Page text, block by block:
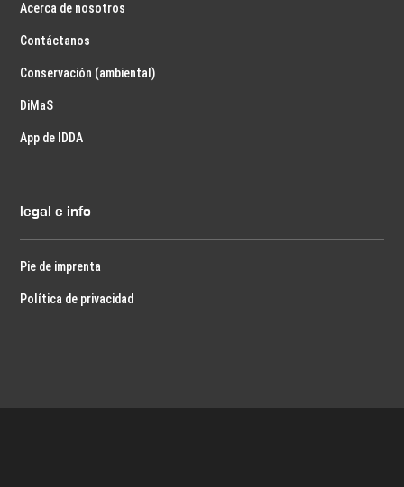
Acerca de nosotros
Contáctanos
Conservación (ambiental)
DiMaS
App de IDDA
legal e info
Pie de imprenta
Política de privacidad